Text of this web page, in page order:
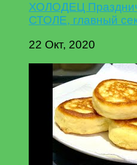
ХОЛОДЕЦ
СТОЛЕ, главный
22 Окт, 2020